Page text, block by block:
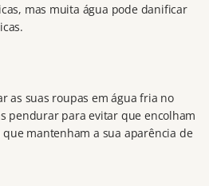
mas muita água pode danificar
as suas roupas em água fria no
pendurar para evitar que encolham
mantenham a sua aparência de